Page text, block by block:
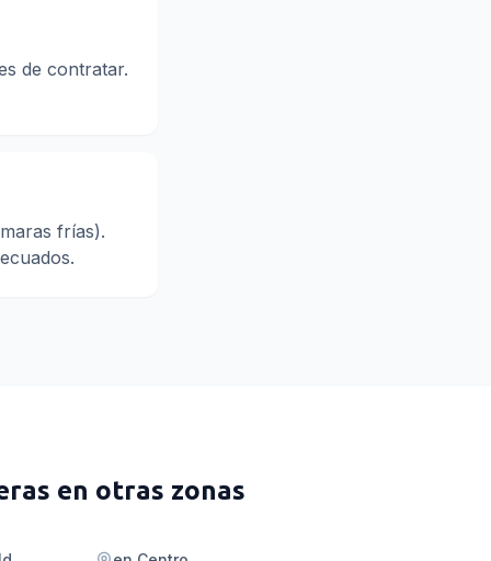
de contratar.
frías).
en otras zonas